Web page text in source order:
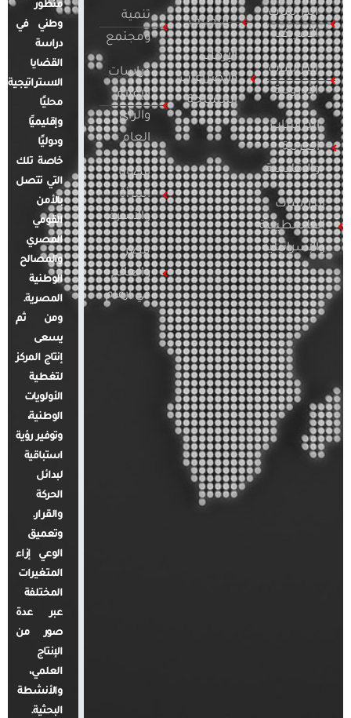
الدراسات
الأمريكية
الدراسات
الأوروبية
الدراسات
العربية
والإقليمية
الدراسات
الفلسطينية
والإسرائيلية
التطرف
الإرهاب
والصراعات
المسلحة
تنمية
ومجتمع
دراسات
الإعلام
والرأي
العام
قضايا
المرأة
والأسرة
مصر
والعالم
في أرقام
منظور
وطني في
دراسة
القضايا
الاستراتيجية
محليًا
وإقليميًا
ودوليًا
خاصة تلك
التي تتصل
بالأمن
القومي
المصري
والمصالح
الوطنية
المصرية.
ومن ثم
يسعى
إنتاج المركز
لتغطية
الأولويات
الوطنية،
وتوفير رؤية
استباقية
لبدائل
الحركة
والقرار.
وتعميق
الوعي إزاء
المتغيرات
المختلفة
عبر عدة
صور من
الإنتاج
العلمي،
والأنشطة
البحثية.